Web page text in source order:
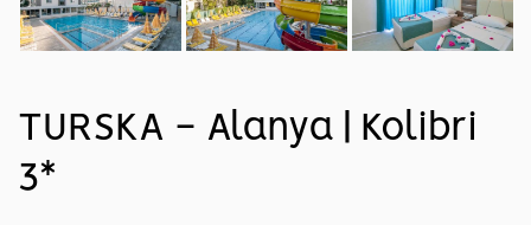
TURSKA - Alanya | Kolibri
3*